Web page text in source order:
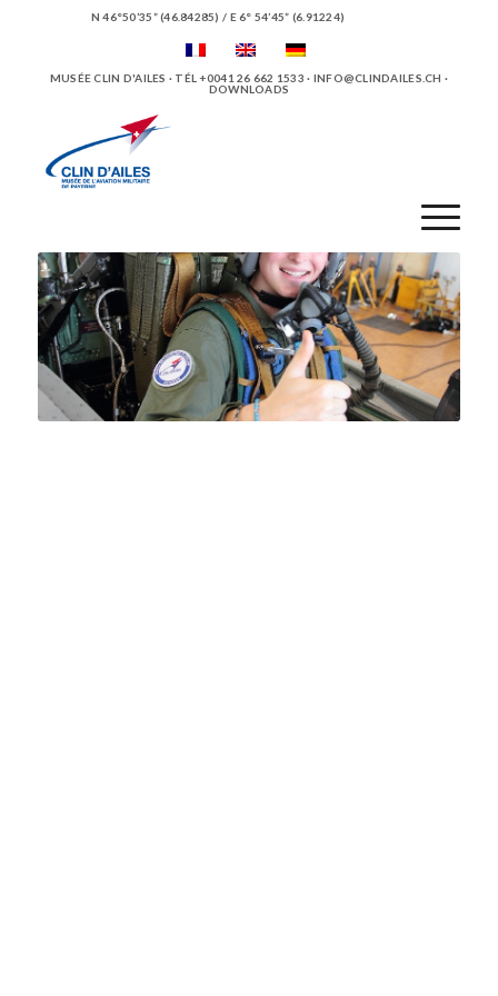
N 46°50’35” (46.84285) / E 6° 54’45” (6.91224)
MUSÉE CLIN D'AILES · TÉL +0041 26 662 1533 · INFO@CLINDAILES.CH ·
DOWNLOADS